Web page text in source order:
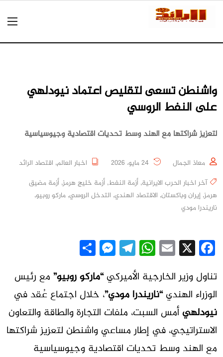
واشنطن تسعى لتقليص اعتماد نيودلهي
على النفط الروسي
لتعزيز شراكتها مع الهند وسط تحديات اقتصادية وجيوسياسية
معاذ الجمال اخبار العالم, اقتصاد الرائد
آخر اخبار الحرب الايرانية, أزمة النفط, أزمة خليج هرمز, أزمة مضيق
هرمز, إيران وباكستان, الاقتصاد الهندي, التدخل الروسي, ماركو روبيو,
ناريندرا مودي
Facebook
X
Email
WhatsApp
Telegram
Messenger
تناول وزير الخارجية الأميركي“ماركو روبيو” مع رئيس
الوزراء الهندي“ناريندرا مودي”، خلال اجتماع عُقد في
نيودلهي أمس السبت، ملفات التجارة والطاقة والتعاون
الاستراتيجي، في إطار مساعي واشنطن لتعزيز شراكتها
مع الهند وسط تحديات اقتصادية وجيوسياسية